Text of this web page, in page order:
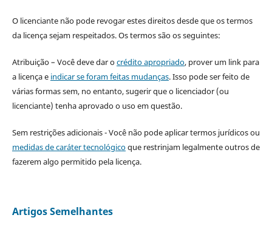
O licenciante não pode revogar estes direitos desde que os termos
da licença sejam respeitados. Os termos são os seguintes:
Atribuição – Você deve dar ocrédito apropriado, prover um link para
a licença e indicar se foram feitas mudanças. Isso pode ser feito de
várias formas sem, no entanto, sugerir que o licenciador (ou
licenciante) tenha aprovado o uso em questão.
Sem restrições adicionais - Você não pode aplicar termos jurídicos ou
medidas de caráter tecnológicoque restrinjam legalmente outros de
fazerem algo permitido pela licença.
Artigos Semelhantes